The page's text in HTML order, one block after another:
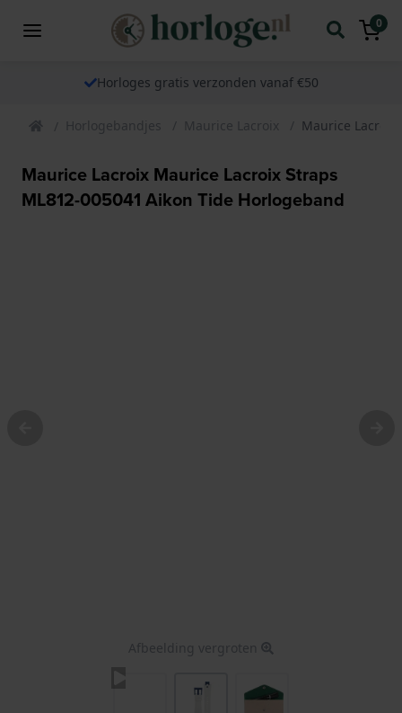
0
Horloges gratis verzonden vanaf €50
Horlogebandjes Maurice Lacroix Maurice Lacroix
Maurice Lacroix Maurice Lacroix Straps
ML812-005041 Aikon Tide Horlogeband
Afbeelding vergroten